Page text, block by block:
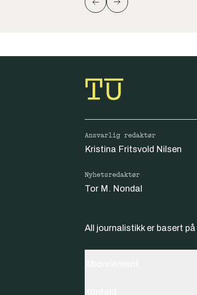
Ansvarlig redaktør
Kristina Fritsvold Nilsen
Nyhetsredaktør
Tor M. Nondal
All journalistikk er basert på